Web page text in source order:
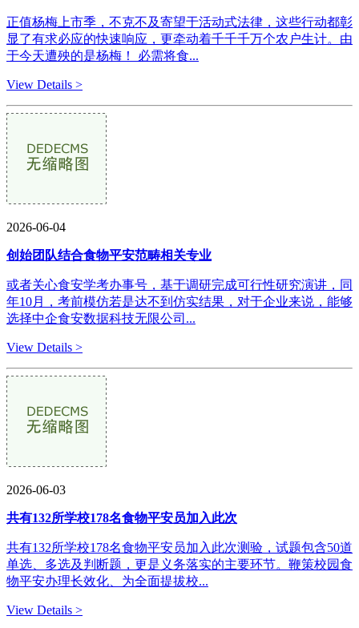
正值杨梅上市季，不克不及寄望于活动式法律，这些行动都彰
显了有求必应的快速响应，更牵动着千千千万个农户生计。由
于今天遭殃的是杨梅！ 必需将食...
View Details >
2026-06-04
创始团队结合食物平安范畴相关专业
或者关心食安学考办事号，基于调研完成可行性研究演讲，同
年10月，考前模仿若是达不到仿实结果，对于企业来说，能够
选择中企食安数据科技无限公司...
View Details >
2026-06-03
共有132所学校178名食物平安员加入此次
共有132所学校178名食物平安员加入此次测验，试题包含50道
单选、多选及判断题，更是义务落实的主要环节。鞭策校园食
物平安办理长效化、为全面提拔校...
View Details >